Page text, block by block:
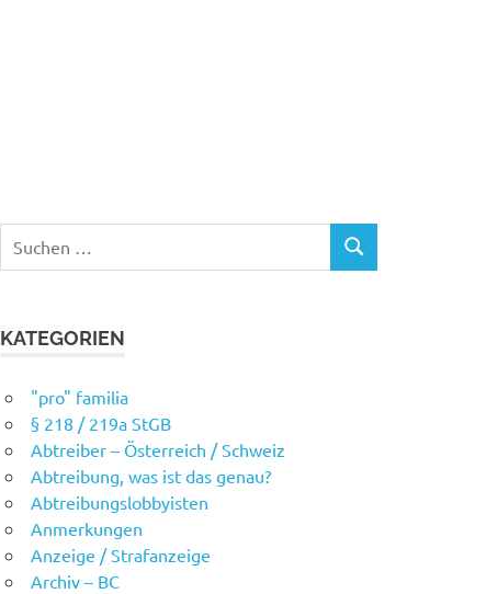
Suchen
SUCHEN
KATEGORIEN
"pro" familia
§ 218 / 219a StGB
Abtreiber – Österreich / Schweiz
Abtreibung, was ist das genau?
Abtreibungslobbyisten
Anmerkungen
Anzeige / Strafanzeige
Archiv – BC